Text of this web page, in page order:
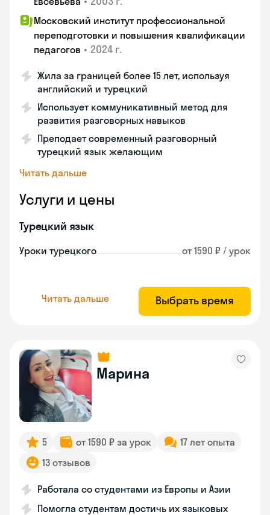
Московский институт профессиональной
переподготовки и повышения квалификации
педагогов • 2024 г.
Жила за границей более 15 лет, используя
английский и турецкий
Использует коммуникативный метод для
развития разговорных навыков
Преподает современный разговорный
турецкий язык желающим
Читать дальше
Услуги и цены
Турецкий язык
Уроки турецкого от 1590 ₽ / урок
Читать дальше Выбрать время
Марина
5 от 1590 ₽ за урок
17 лет опыта
13 отзывов
Работала со студентами из Европы и Азии
Помогла студентам достичь их языковых